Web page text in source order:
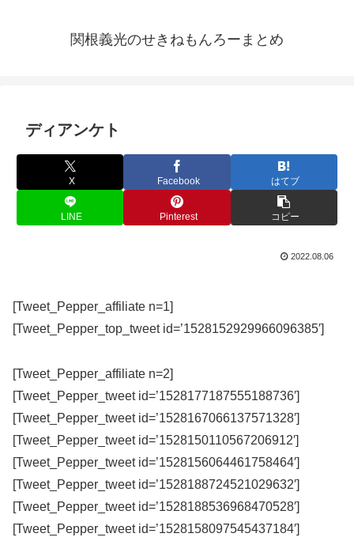
関根義光のせきねもんろーまとめ
ディアンケト
X Facebook はてブ
LINE Pinterest コピー
2022.08.06
[Tweet_Pepper_affiliate n=1]
[Tweet_Pepper_top_tweet id=’1528152929966096385′]
[Tweet_Pepper_affiliate n=2]
[Tweet_Pepper_tweet id=’1528177187555188736′]
[Tweet_Pepper_tweet id=’1528167066137571328′]
[Tweet_Pepper_tweet id=’1528150110567206912′]
[Tweet_Pepper_tweet id=’1528156064461758464′]
[Tweet_Pepper_tweet id=’1528188724521029632′]
[Tweet_Pepper_tweet id=’1528188536968470528′]
[Tweet_Pepper_tweet id=’1528158097545437184′]